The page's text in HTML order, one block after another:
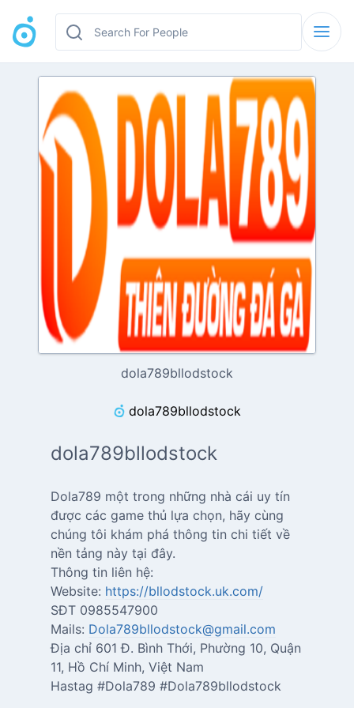
dola789bllodstock
dola789bllodstock
dola789bllodstock
Dola789 một trong những nhà cái uy tín
được các game thủ lựa chọn, hãy cùng
chúng tôi khám phá thông tin chi tiết về
nền tảng này tại đây.
Thông tin liên hệ:
Website: https://bllodstock.uk.com/
SĐT 0985547900
Mails: Dola789bllodstock@gmail.com
Địa chỉ 601 Đ. Bình Thới, Phường 10, Quận
11, Hồ Chí Minh, Việt Nam
Hastag #Dola789 #Dola789bllodstock